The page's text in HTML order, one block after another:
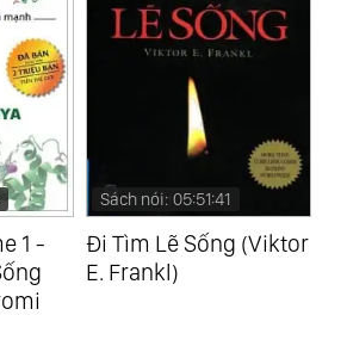
1 -
Sách nói: 05:51:41
Đi Tìm Lẽ Sống (Viktor
E. Frankl)